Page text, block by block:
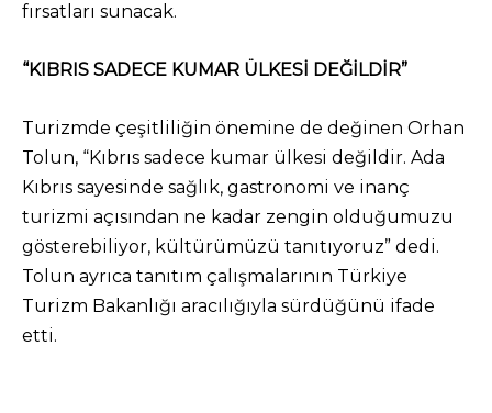
fırsatları sunacak.
“KIBRIS SADECE KUMAR ÜLKESİ DEĞİLDİR”
Turizmde çeşitliliğin önemine de değinen Orhan
Tolun, “Kıbrıs sadece kumar ülkesi değildir. Ada
Kıbrıs sayesinde sağlık, gastronomi ve inanç
turizmi açısından ne kadar zengin olduğumuzu
gösterebiliyor, kültürümüzü tanıtıyoruz” dedi.
Tolun ayrıca tanıtım çalışmalarının Türkiye
Turizm Bakanlığı aracılığıyla sürdüğünü ifade
etti.